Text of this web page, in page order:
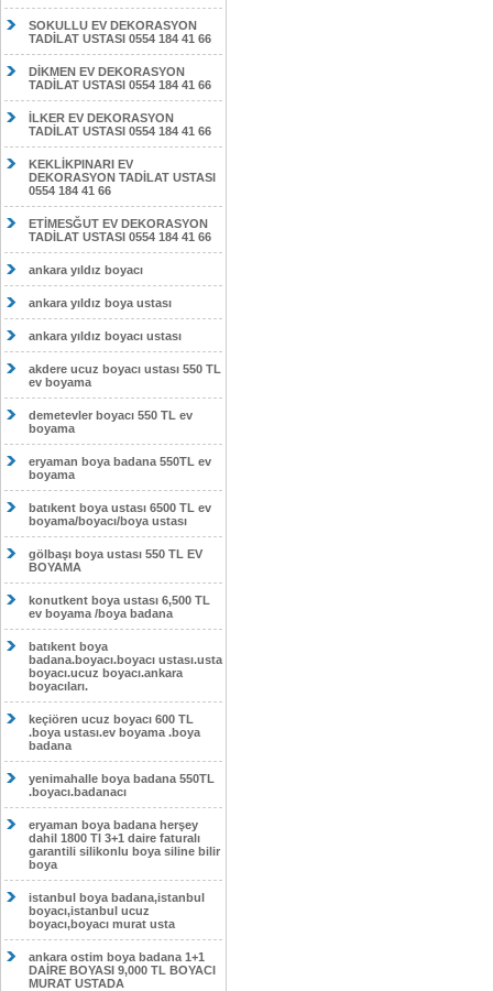
SOKULLU EV DEKORASYON
TADİLAT USTASI 0554 184 41 66
DİKMEN EV DEKORASYON
TADİLAT USTASI 0554 184 41 66
İLKER EV DEKORASYON
TADİLAT USTASI 0554 184 41 66
KEKLİKPINARI EV
DEKORASYON TADİLAT USTASI
0554 184 41 66
ETİMESĞUT EV DEKORASYON
TADİLAT USTASI 0554 184 41 66
ankara yıldız boyacı
ankara yıldız boya ustası
ankara yıldız boyacı ustası
akdere ucuz boyacı ustası 550 TL
ev boyama
demetevler boyacı 550 TL ev
boyama
eryaman boya badana 550TL ev
boyama
batıkent boya ustası 6500 TL ev
boyama/boyacı/boya ustası
gölbaşı boya ustası 550 TL EV
BOYAMA
konutkent boya ustası 6,500 TL
ev boyama /boya badana
batıkent boya
badana.boyacı.boyacı ustası.usta
boyacı.ucuz boyacı.ankara
boyacıları.
keçiören ucuz boyacı 600 TL
.boya ustası.ev boyama .boya
badana
yenimahalle boya badana 550TL
.boyacı.badanacı
eryaman boya badana herşey
dahil 1800 Tl 3+1 daire faturalı
garantili silikonlu boya siline bilir
boya
istanbul boya badana,istanbul
boyacı,istanbul ucuz
boyacı,boyacı murat usta
ankara ostim boya badana 1+1
DAİRE BOYASI 9,000 TL BOYACI
MURAT USTADA